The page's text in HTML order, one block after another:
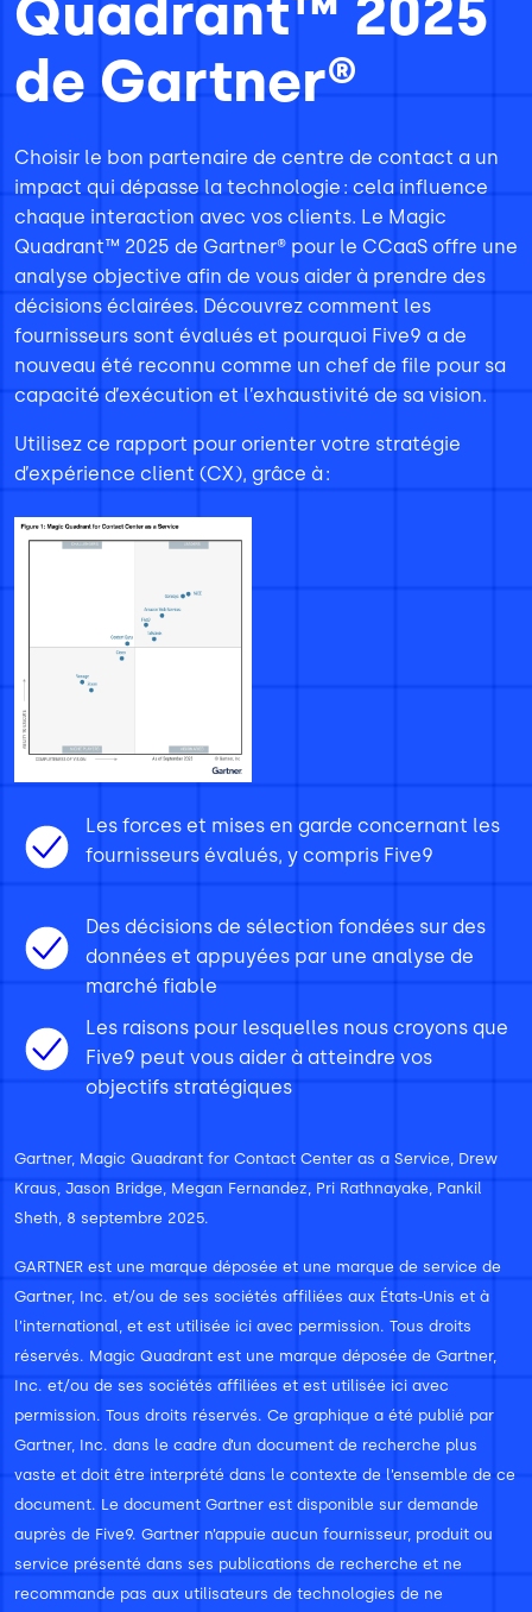
Quadrant™ 2025
de Gartner®
Choisir le bon partenaire de centre de contact a un
impact qui dépasse la technologie : cela influence
chaque interaction avec vos clients. Le Magic
Quadrant™ 2025 de Gartner® pour le CCaaS offre une
analyse objective afin de vous aider à prendre des
décisions éclairées. Découvrez comment les
fournisseurs sont évalués et pourquoi Five9 a de
nouveau été reconnu comme un chef de file pour sa
capacité d’exécution et l’exhaustivité de sa vision.
Utilisez ce rapport pour orienter votre stratégie
d’expérience client (CX), grâce à :
Les forces et mises en garde concernant les
fournisseurs évalués, y compris Five9
Des décisions de sélection fondées sur des
données et appuyées par une analyse de
marché fiable
Les raisons pour lesquelles nous croyons que
Five9 peut vous aider à atteindre vos
objectifs stratégiques
Gartner, Magic Quadrant for Contact Center as a Service, Drew
Kraus, Jason Bridge, Megan Fernandez, Pri Rathnayake, Pankil
Sheth, 8 septembre 2025.
GARTNER est une marque déposée et une marque de service de
Gartner, Inc. et/ou de ses sociétés affiliées aux États‑Unis et à
l’international, et est utilisée ici avec permission. Tous droits
réservés. Magic Quadrant est une marque déposée de Gartner,
Inc. et/ou de ses sociétés affiliées et est utilisée ici avec
permission. Tous droits réservés. Ce graphique a été publié par
Gartner, Inc. dans le cadre d’un document de recherche plus
vaste et doit être interprété dans le contexte de l’ensemble de ce
document. Le document Gartner est disponible sur demande
auprès de Five9. Gartner n’appuie aucun fournisseur, produit ou
service présenté dans ses publications de recherche et ne
recommande pas aux utilisateurs de technologies de ne